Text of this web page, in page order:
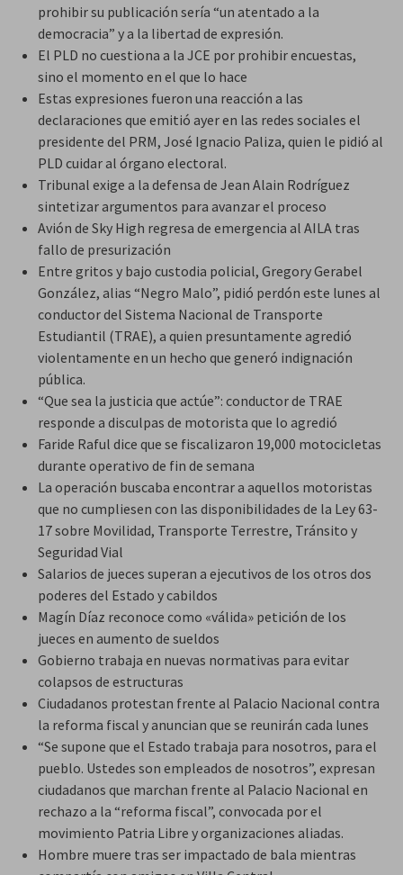
prohibir su publicación sería “un atentado a la
democracia” y a la libertad de expresión.
El PLD no cuestiona a la JCE por prohibir encuestas,
sino el momento en el que lo hace
Estas expresiones fueron una reacción a las
declaraciones que emitió ayer en las redes sociales el
presidente del PRM, José Ignacio Paliza, quien le pidió al
PLD cuidar al órgano electoral.
Tribunal exige a la defensa de Jean Alain Rodríguez
sintetizar argumentos para avanzar el proceso
Avión de Sky High regresa de emergencia al AILA tras
fallo de presurización
Entre gritos y bajo custodia policial, Gregory Gerabel
González, alias “Negro Malo”, pidió perdón este lunes al
conductor del Sistema Nacional de Transporte
Estudiantil (TRAE), a quien presuntamente agredió
violentamente en un hecho que generó indignación
pública.
“Que sea la justicia que actúe”: conductor de TRAE
responde a disculpas de motorista que lo agredió
Faride Raful dice que se fiscalizaron 19,000 motocicletas
durante operativo de fin de semana
La operación buscaba encontrar a aquellos motoristas
que no cumpliesen con las disponibilidades de la Ley 63-
17 sobre Movilidad, Transporte Terrestre, Tránsito y
Seguridad Vial
Salarios de jueces superan a ejecutivos de los otros dos
poderes del Estado y cabildos
Magín Díaz reconoce como «válida» petición de los
jueces en aumento de sueldos
Gobierno trabaja en nuevas normativas para evitar
colapsos de estructuras
Ciudadanos protestan frente al Palacio Nacional contra
la reforma fiscal y anuncian que se reunirán cada lunes
“Se supone que el Estado trabaja para nosotros, para el
pueblo. Ustedes son empleados de nosotros”, expresan
ciudadanos que marchan frente al Palacio Nacional en
rechazo a la “reforma fiscal”, convocada por el
movimiento Patria Libre y organizaciones aliadas.
Hombre muere tras ser impactado de bala mientras